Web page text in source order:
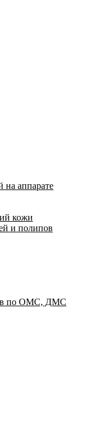
на аппарате
кожи
и полипов
по ОМС, ДМС